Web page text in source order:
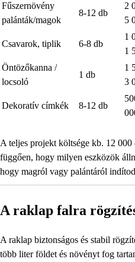
Fűszernövény
palánták/magok
8-12 db
2
5
Csavarok, tiplik 6-8 db
1
1
Öntözőkanna /
locsoló
1 db
1
3
Dekoratív címkék 8-12 db
A teljes projekt költsége kb. 12
függően, hogy milyen eszközök
hogy magról vagy palántáról
A raklap falra
A raklap biztonságos és stabil
több liter földet és növényt fog